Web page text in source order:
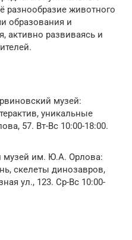
разнообразие животного
образования и
активно развиваясь и
музей:
уникальные
57. Вт-Вс 10:00-18:00.
музей им. Ю.А. Орлова:
скелеты динозавров,
ул., 123. Ср-Вс 10:00-